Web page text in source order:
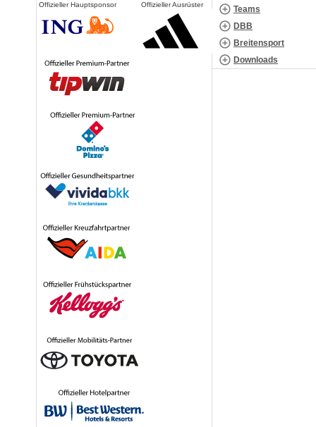
Offizieller Hauptsponsor Offizieller Ausrüster
Teams
DBB
Breitensport
Downloads